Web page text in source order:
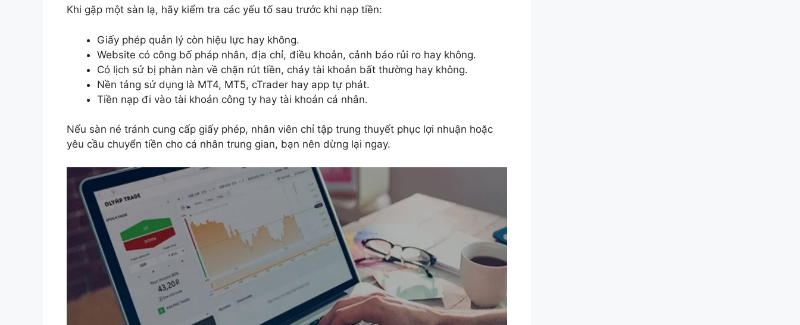
Khi gặp một sàn lạ, hãy kiểm tra các yếu tố sau trước khi nạp tiền:
Giấy phép quản lý còn hiệu lực hay không.
Website có công bố pháp nhân, địa chỉ, điều khoản, cảnh báo rủi ro hay không.
Có lịch sử bị phàn nàn về chặn rút tiền, cháy tài khoản bất thường hay không.
Nền tảng sử dụng là MT4, MT5, cTrader hay app tự phát.
Tiền nạp đi vào tài khoản công ty hay tài khoản cá nhân.
Nếu sàn né tránh cung cấp giấy phép, nhân viên chỉ tập trung thuyết phục lợi nhuận hoặc
yêu cầu chuyển tiền cho cá nhân trung gian, bạn nên dừng lại ngay.